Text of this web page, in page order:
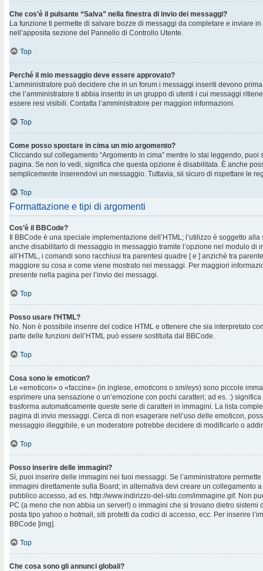
Che cos’è il pulsante “Salva” nella finestra di invio dei messaggi?
La funzione ti permette di salvare bozze di messaggi da completare e inviare
nell’apposita sezione del Pannello di Controllo Utente.
Top
Perché il mio messaggio deve essere approvato?
L’amministratore può decidere che in un forum i messaggi inseriti devono
che l’amministratore ti abbia inserito in un gruppo di utenti i cui messaggi
essere resi visibili. Contatta l’amministratore per maggiori informazioni.
Top
Come posso spostare in cima un mio argomento?
Cliccando sul collegamento “Argomento in cima” mentre lo stai leggendo,
pagina. Se non lo vedi, significa che questa opzione è disabilitata. È anche
semplicemente inserendovi un messaggio. Tuttavia, sii sicuro di rispettare le
Top
Formattazione e tipi di argomenti
Cos’è il BBCode?
Il BBCode è una speciale implementazione dell’HTML; l’utilizzo è soggetto
anche disabilitarlo di messaggio in messaggio tramite l’opzione nel modulo di
all’HTML, i comandi sono racchiusi tra parentesi quadre [ e ] anziché tra
maggiore su cosa e come viene mostrato nei messaggi. Per maggiori
presente nella pagina per l’invio dei messaggi.
Top
Posso usare l’HTML?
No. Non è possibile inserire del codice HTML e ottenere che sia interpretato
parte delle funzioni dell’HTML può essere sostituita dal BBCode.
Top
Cosa sono le emoticon?
Le «emoticon» o «faccine» (in inglese, emoticons o smileys) sono piccole
esprimere una sensazione o un’emozione con pochi caratteri; ad es. :)
trasforma automaticamente queste serie di caratteri in immagini. La lista
pagina di invio messaggi. Cerca di non esagerare nell’uso delle emoticon,
messaggio illeggibile, e un moderatore potrebbe decidere di modificarlo o
Top
Posso inserire delle immagini?
Sì, puoi inserire delle immagini nei tuoi messaggi. Se l’amministratore
immagini direttamente sulla Board; in alternativa devi creare un collegamento
pubblico accesso, ad es. http://www.indirizzo-del-sito.com/immagine.gif. Non
PC (a meno che non abbia un server!) o immagini che si trovano dietro sistemi
posta tipo yahoo o hotmail, siti protetti da codici di accesso, ecc. Per inserire
BBCode [img].
Top
Che cosa sono gli annunci globali?